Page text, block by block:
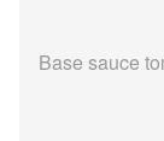
Base sauce